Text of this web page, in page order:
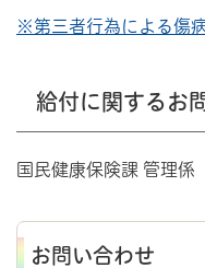
※第三者行為による傷
給付に関するお
国民健康保険課 管理
お問い合わせ